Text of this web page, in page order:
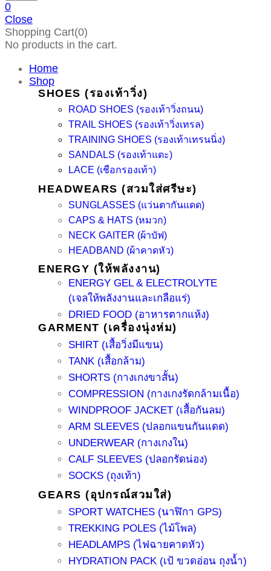
0
Close
Shopping Cart(0)
No products in the cart.
Home
Shop
SHOES (รองเท้าวิ่ง)
ROAD SHOES (รองเท้าวิ่งถนน)
TRAIL SHOES (รองเท้าวิ่งเทรล)
TRAINING SHOES (รองเท้าเทรนนิ่ง)
SANDALS (รองเท้าแตะ)
LACE (เชือกรองเท้า)
HEADWEARS (สวมใส่ศรีษะ)
SUNGLASSES (แว่นตากันแดด)
CAPS & HATS (หมวก)
NECK GAITER (ผ้าบัฟ)
HEADBAND (ผ้าคาดหัว)
ENERGY (ให้พลังงาน)
ENERGY GEL & ELECTROLYTE
(เจลให้พลังงานและเกลือแร่)
DRIED FOOD (อาหารตากแห้ง)
GARMENT (เครื่องนุ่งห่ม)
SHIRT (เสื้อวิ่งมีแขน)
TANK (เสื้อกล้าม)
SHORTS (กางเกงขาสั้น)
COMPRESSION (กางเกงรัดกล้ามเนื้อ)
WINDPROOF JACKET (เสื้อกันลม)
ARM SLEEVES (ปลอกแขนกันแดด)
UNDERWEAR (กางเกงใน)
CALF SLEEVES (ปลอกรัดน่อง)
SOCKS (ถุงเท้า)
GEARS (อุปกรณ์สวมใส่)
SPORT WATCHES (นาฬิกา GPS)
TREKKING POLES (ไม้โพล)
HEADLAMPS (ไฟฉายคาดหัว)
HYDRATION PACK (เป้ ขวดอ่อน ถุงน้ำ)